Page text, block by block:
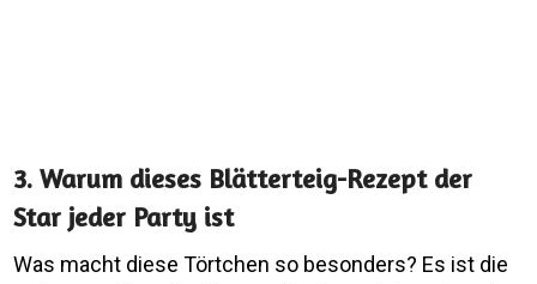
3. Warum dieses Blätterteig-Rezept der
Star jeder Party ist
Was macht diese Törtchen so besonders? Es ist die